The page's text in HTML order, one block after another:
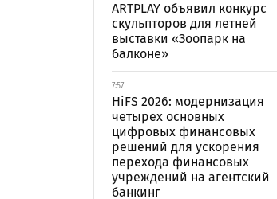
ARTPLAY объявил конкурс
скульпторов для летней
выставки «Зоопарк на
балконе»
7:57
HiFS 2026: модернизация
четырех основных
цифровых финансовых
решений для ускорения
перехода финансовых
учреждений на агентский
банкинг